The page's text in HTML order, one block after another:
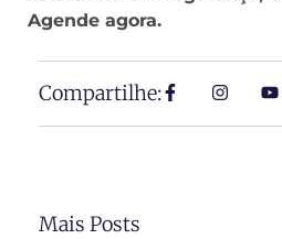
Agende agora.
Compartilhe:
Mais Posts